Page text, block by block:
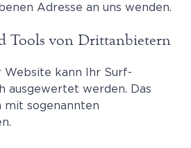
Adresse an uns wenden.
Tools von Dritt­anbietern
Website kann Ihr Surf-
ausgewertet werden. Das
mit sogenannten